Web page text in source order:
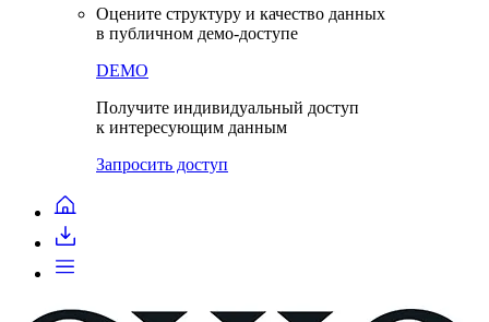
Оцените структуру и качество данных
в публичном демо-доступе
DEMO
Получите индивидуальный доступ
к интересующим данным
Запросить доступ